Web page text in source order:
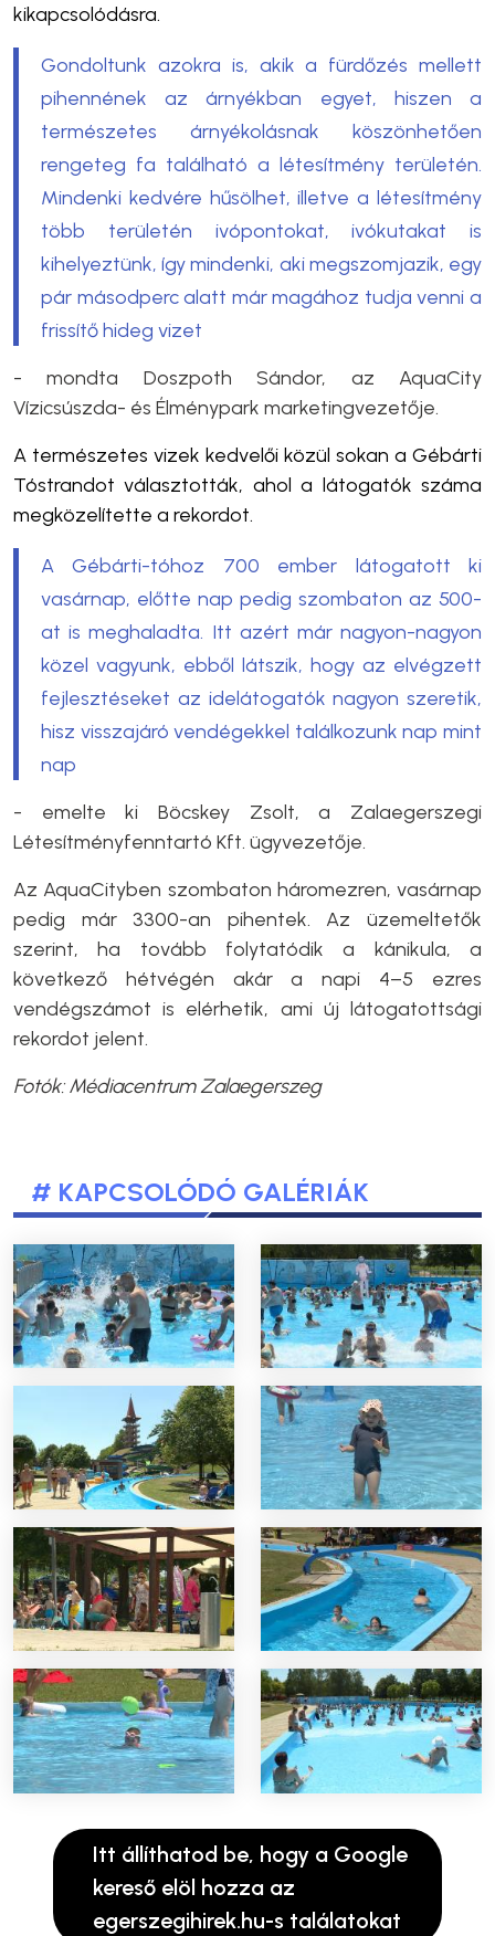
kikapcsolódásra.
Gondoltunk azokra is, akik a fürdőzés mellett
pihennének az árnyékban egyet, hiszen a
természetes árnyékolásnak köszönhetően
rengeteg fa található a létesítmény területén.
Mindenki kedvére hűsölhet, illetve a létesítmény
több területén ivópontokat, ivókutakat is
kihelyeztünk, így mindenki, aki megszomjazik, egy
pár másodperc alatt már magához tudja venni a
frissítő hideg vizet
- mondta Doszpoth Sándor, az AquaCity
Vízicsúszda- és Élménypark marketingvezetője.
A természetes vizek kedvelői közül sokan a Gébárti
Tóstrandot választották, ahol a látogatók száma
megközelítette a rekordot.
A Gébárti-tóhoz 700 ember látogatott ki
vasárnap, előtte nap pedig szombaton az 500-
at is meghaladta. Itt azért már nagyon-nagyon
közel vagyunk, ebből látszik, hogy az elvégzett
fejlesztéseket az idelátogatók nagyon szeretik,
hisz visszajáró vendégekkel találkozunk nap mint
nap
- emelte ki Böcskey Zsolt, a Zalaegerszegi
Létesítményfenntartó Kft. ügyvezetője.
Az AquaCityben szombaton háromezren, vasárnap
pedig már 3300-an pihentek. Az üzemeltetők
szerint, ha tovább folytatódik a kánikula, a
következő hétvégén akár a napi 4–5 ezres
vendégszámot is elérhetik, ami új látogatottsági
rekordot jelent.
Fotók:Médiacentrum Zalaegerszeg
# KAPCSOLÓDÓ GALÉRIÁK
Itt állíthatod be, hogy a Google
kereső elöl hozza az
egerszegihirek.hu-s találatokat